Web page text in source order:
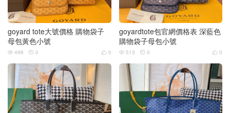
goyard tote大號價格 購物袋子
母包黃色小號
 0
 498  0
goyardtote包官網價格表 深藍色
購物袋子母包小號
 0
 513  0